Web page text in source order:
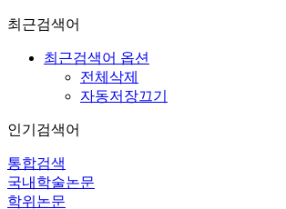
최근검색어
최근검색어 옵션
전체삭제
자동저장끄기
인기검색어
통합검색
국내학술논문
학위논문